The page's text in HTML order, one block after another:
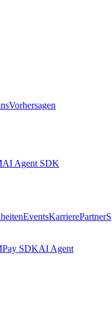
Vorhersagen
AI Agent SDK
EventsKarrierePartnerS
Pay SDKAI Agent